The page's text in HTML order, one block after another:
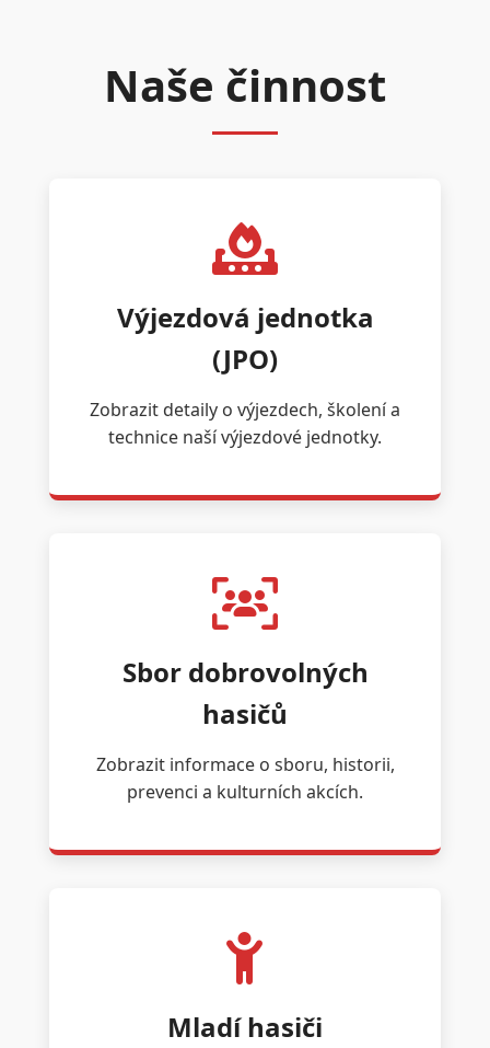
Naše činnost
Výjezdová jednotka
(JPO)
Zobrazit detaily o výjezdech, školení a
technice naší výjezdové jednotky.
Sbor dobrovolných
hasičů
Zobrazit informace o sboru, historii,
prevenci a kulturních akcích.
Mladí hasiči